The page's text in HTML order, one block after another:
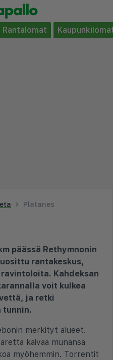
Rantalomat
Platanes
päässä Rethymnonin
rantakeskus,
Kahdeksan
voit kulkea
ja retki
tunnin.
merkityt alueet.
kaivaa munansa
myöhemmin. Torrentit